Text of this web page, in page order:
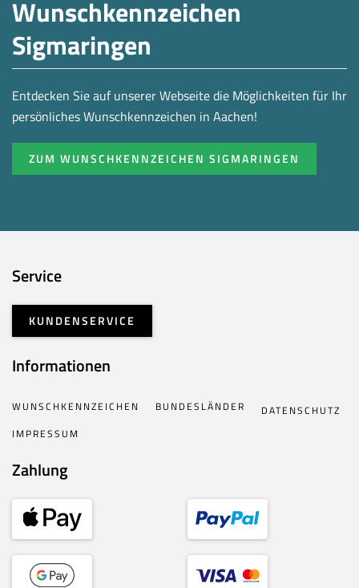
Wunschkennzeichen
Sigmaringen
Entdecken Sie auf unserer Webseite die Möglichkeiten für Ihr
persönliches Wunschkennzeichen in Aachen!
ZUM WUNSCHKENNZEICHEN SIGMARINGEN
Service
KUNDENSERVICE
Informationen
WUNSCHKENNZEICHEN BUNDESLÄNDER
DATENSCHUTZ
IMPRESSUM
Zahlung